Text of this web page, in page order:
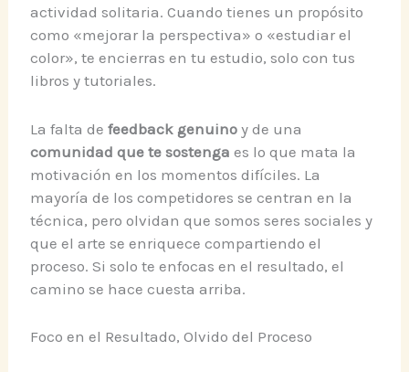
actividad solitaria. Cuando tienes un propósito
como «mejorar la perspectiva» o «estudiar el
color», te encierras en tu estudio, solo con tus
libros y tutoriales.
La falta defeedback genuino y de una
comunidad que te sostenga es lo que mata la
motivación en los momentos difíciles. La
mayoría de los competidores se centran en la
técnica, pero olvidan que somos seres sociales y
que el arte se enriquece compartiendo el
proceso. Si solo te enfocas en el resultado, el
camino se hace cuesta arriba.
Foco en el Resultado, Olvido del Proceso